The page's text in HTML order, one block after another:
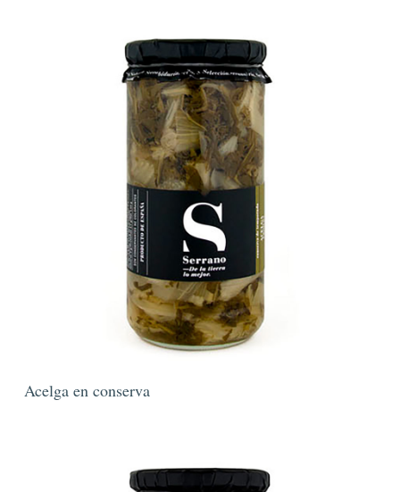
Acelga en conserva